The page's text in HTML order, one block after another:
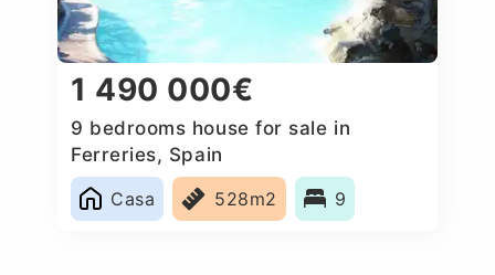
1 490 000€
9 bedrooms house for sale in
Ferreries, Spain
Casa
528m2 9